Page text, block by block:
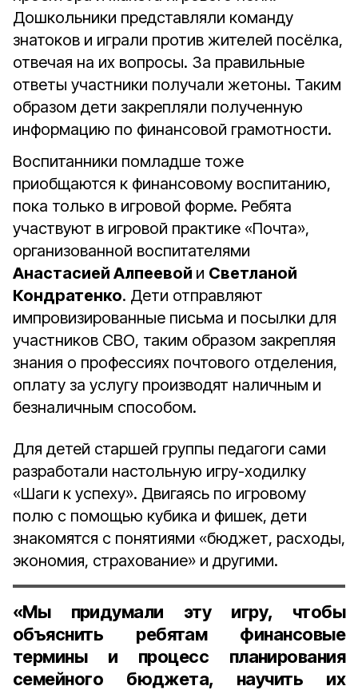
Дошкольники представляли команду
знатоков и играли против жителей посёлка,
отвечая на их вопросы. За правильные
ответы участники получали жетоны. Таким
образом дети закрепляли полученную
информацию по финансовой грамотности.
Воспитанники помладше тоже
приобщаются к финансовому воспитанию,
пока только в игровой форме. Ребята
участвуют в игровой практике «Почта»,
организованной воспитателями
Анастасией Алпеевой и Светланой
Кондратенко. Дети отправляют
импровизированные письма и посылки для
участников СВО, таким образом закрепляя
знания о профессиях почтового отделения,
оплату за услугу производят наличным и
безналичным способом.
Для детей старшей группы педагоги сами
разработали настольную игру-ходилку
«Шаги к успеху». Двигаясь по игровому
полю с помощью кубика и фишек, дети
знакомятся с понятиями «бюджет, расходы,
экономия, страхование» и другими.
«Мы придумали эту игру, чтобы
объяснить ребятам финансовые
термины и процесс планирования
семейного бюджета, научить их